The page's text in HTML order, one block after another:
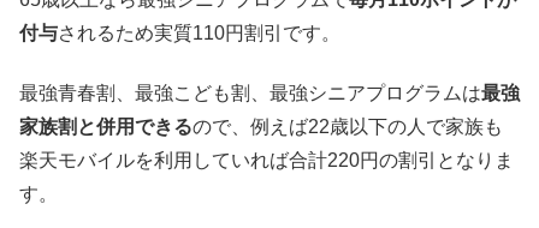
付与されるため実質110円割引です。
最強青春割、最強こども割、最強シニアプログラムは最強
家族割と併用できるので、例えば22歳以下の人で家族も
楽天モバイルを利用していれば合計220円の割引となりま
す。